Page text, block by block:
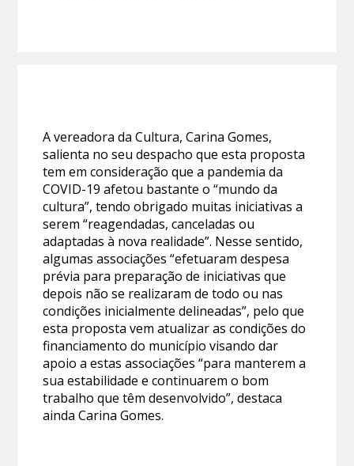
A vereadora da Cultura, Carina Gomes,
salienta no seu despacho que esta proposta
tem em consideração que a pandemia da
COVID-19 afetou bastante o “mundo da
cultura”, tendo obrigado muitas iniciativas a
serem “reagendadas, canceladas ou
adaptadas à nova realidade”. Nesse sentido,
algumas associações “efetuaram despesa
prévia para preparação de iniciativas que
depois não se realizaram de todo ou nas
condições inicialmente delineadas”, pelo que
esta proposta vem atualizar as condições do
financiamento do município visando dar
apoio a estas associações “para manterem a
sua estabilidade e continuarem o bom
trabalho que têm desenvolvido”, destaca
ainda Carina Gomes.